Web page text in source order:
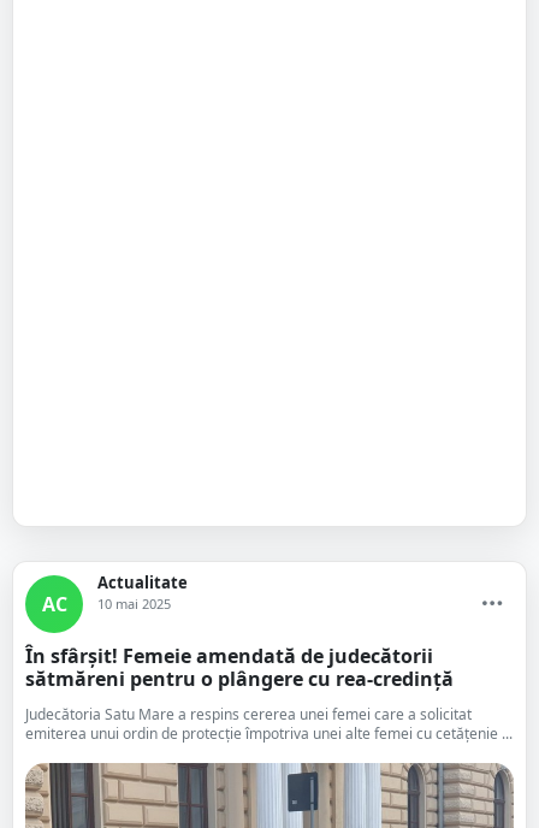
AC
Actualitate
10 mai 2025
În sfârșit! Femeie amendată de judecătorii
sătmăreni pentru o plângere cu rea-credință
Judecătoria Satu Mare a respins cererea unei femei care a solicitat
emiterea unui ordin de protecție împotriva unei alte femei cu cetățenie ...